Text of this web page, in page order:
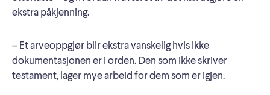
ekstra påkjenning.
– Et arveoppgjør blir ekstra vanskelig hvis ikke
dokumentasjonen er i orden. Den som ikke skriver
testament, lager mye arbeid for dem som er igjen.